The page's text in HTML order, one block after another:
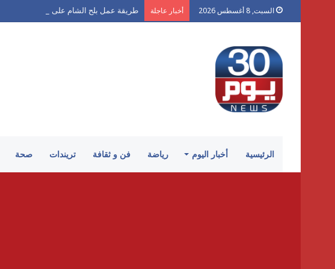
السبت, 8 أغسطس 2026 أخبار عاجلة طريقة عمل بلح الشام على الطريقة السورية
الرئيسية أخبار اليوم رياضة فن و ثقافة تريندات صحة